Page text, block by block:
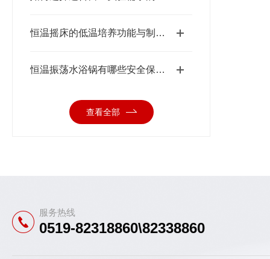
恒温摇床的低温培养功能与制冷系统配置介绍
恒温振荡水浴锅有哪些安全保护措施?
查看全部
服务热线
0519-82318860\82338860